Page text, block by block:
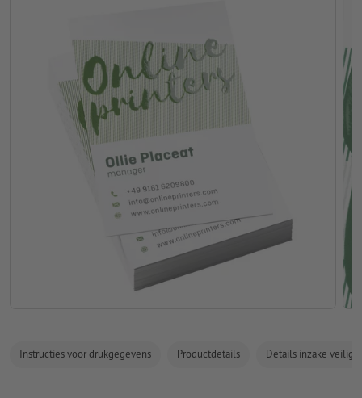
Instructies voor drukgegevens Productdetails Details inzake